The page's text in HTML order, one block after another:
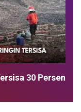
30 Persen